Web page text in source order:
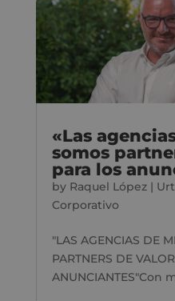
«Las
somos
para los
by Raquel López|
Corporativo
"LAS AGENCIAS DE
PARTNERS DE
ANUNCIANTES"Con